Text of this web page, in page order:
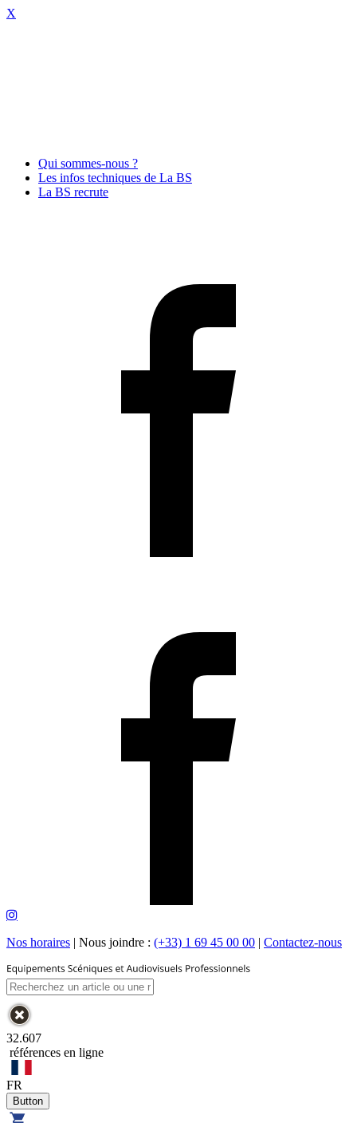
X
Qui sommes-nous ?
Les infos techniques de La BS
La BS recrute
Nos horaires | Nous joindre : (+33) 1 69 45 00 00 | Contactez-nous
32.607
références en ligne
FR